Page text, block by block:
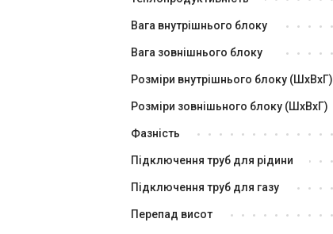
Вага внутрішнього блоку
Вага зовнішнього блоку
Розміри внутрішнього блоку (ШxВxГ)
Розміри зовнішьного блоку (ШxВxГ)
Фазність
Підключення труб для рідини
Підключення труб для газу
Перепад висот